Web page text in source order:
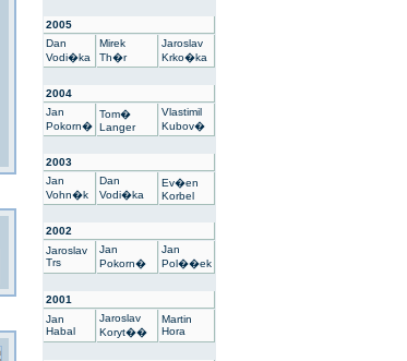
2005
Dan
Vodi�ka
Mirek
Th�r
Jaroslav
Krko�ka
2004
Jan
Pokorn�
Tom�
Langer
Vlastimil
Kubov�
2003
Jan
Vohn�k
Dan
Vodi�ka
Ev�en
Korbel
2002
Jaroslav
Trs
Jan
Pokorn�
Jan
Pol��ek
2001
Jan
Habal
Jaroslav
Koryt��
Martin
Hora